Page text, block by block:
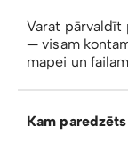
Varat pārvaldīt
— visam
mapei un
Kam